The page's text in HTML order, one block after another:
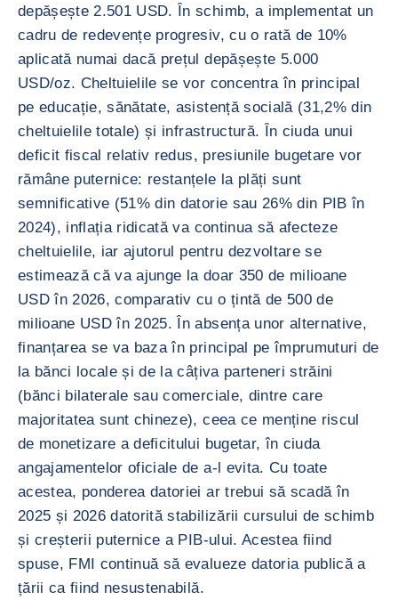
depășește 2.501 USD. În schimb, a implementat un
cadru de redevențe progresiv, cu o rată de 10%
aplicată numai dacă prețul depășește 5.000
USD/oz. Cheltuielile se vor concentra în principal
pe educație, sănătate, asistență socială (31,2% din
cheltuielile totale) și infrastructură. În ciuda unui
deficit fiscal relativ redus, presiunile bugetare vor
rămâne puternice: restanțele la plăți sunt
semnificative (51% din datorie sau 26% din PIB în
2024), inflația ridicată va continua să afecteze
cheltuielile, iar ajutorul pentru dezvoltare se
estimează că va ajunge la doar 350 de milioane
USD în 2026, comparativ cu o țintă de 500 de
milioane USD în 2025. În absența unor alternative,
finanțarea se va baza în principal pe împrumuturi de
la bănci locale și de la câțiva parteneri străini
(bănci bilaterale sau comerciale, dintre care
majoritatea sunt chineze), ceea ce menține riscul
de monetizare a deficitului bugetar, în ciuda
angajamentelor oficiale de a-l evita. Cu toate
acestea, ponderea datoriei ar trebui să scadă în
2025 și 2026 datorită stabilizării cursului de schimb
și creșterii puternice a PIB-ului. Acestea fiind
spuse, FMI continuă să evalueze datoria publică a
țării ca fiind nesustenabilă.